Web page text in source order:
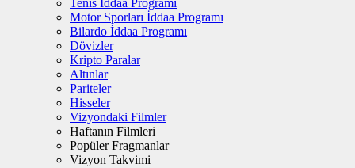
Tenis İddaa Programı
Motor Sporları İddaa Programı
Bilardo İddaa Programı
Dövizler
Kripto Paralar
Altınlar
Pariteler
Hisseler
Vizyondaki Filmler
Haftanın Filmleri
Popüler Fragmanlar
Vizyon Takvimi